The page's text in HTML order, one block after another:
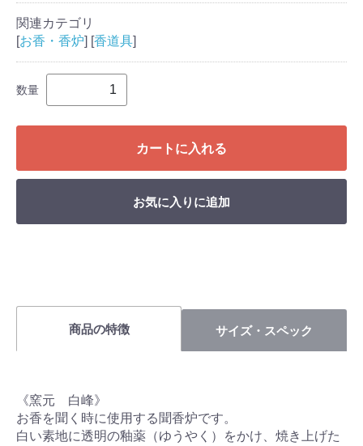
関連カテゴリ
[お香・香炉] [香道具]
数量
カートに入れる
お気に入りに追加
商品の特徴 サイズ・スペック
《窯元 白峰》
お香を聞く時に使用する聞香炉です。
白い素地に透明の釉薬（ゆうやく）をかけ、焼き上げた